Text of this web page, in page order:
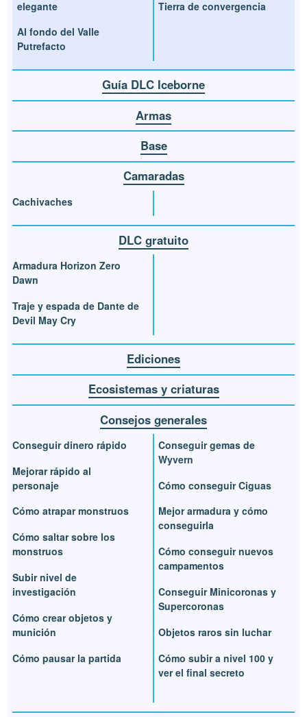
elegante
Al fondo del Valle
Putrefacto
Tierra de convergencia
Guía DLC Iceborne
Armas
Base
Camaradas
Cachivaches
DLC gratuito
Armadura Horizon Zero
Dawn
Traje y espada de Dante de
Devil May Cry
Ediciones
Ecosistemas y criaturas
Consejos generales
Conseguir dinero rápido
Mejorar rápido al
personaje
Cómo atrapar monstruos
Cómo saltar sobre los
monstruos
Subir nivel de
investigación
Cómo crear objetos y
munición
Cómo pausar la partida
Conseguir gemas de
Wyvern
Cómo conseguir Ciguas
Mejor armadura y cómo
conseguirla
Cómo conseguir nuevos
campamentos
Conseguir Minicoronas y
Supercoronas
Objetos raros sin luchar
Cómo subir a nivel 100 y
ver el final secreto